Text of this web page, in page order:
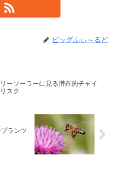
ビッグふぃ～るど
ーソーラーに見る潜在的チャイ
スク
ランツ